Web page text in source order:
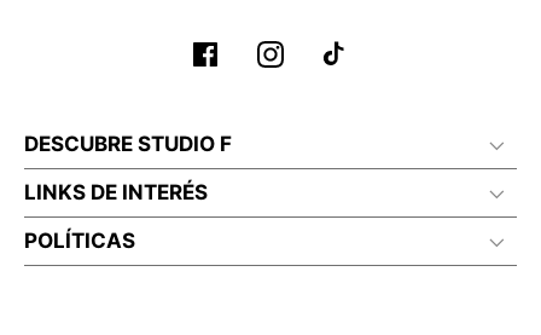
DESCUBRE STUDIO F
LINKS DE INTERÉS
POLÍTICAS